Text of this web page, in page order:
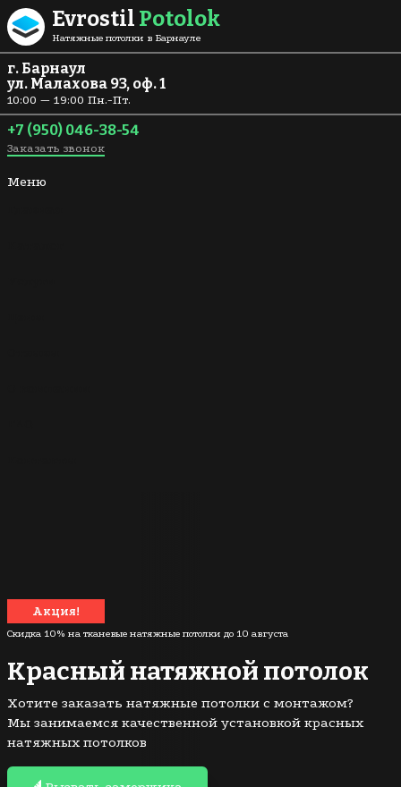
Перейти к содержанию
Evrostil Potolok
Натяжные потолки в Барнауле
г. Барнаул
ул. Малахова 93, оф. 1
10:00 — 19:00 Пн.-Пт.
+7 (950) 046-38-54
Заказать звонок
Меню
Акция!
Скидка 10% на тканевые натяжные потолки до 10 августа
Красный натяжной потолок
Хотите заказать натяжные потолки с монтажом?
Мы занимаемся качественной установкой красных
натяжных потолков